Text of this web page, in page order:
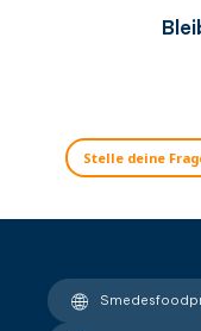
Stelle deine